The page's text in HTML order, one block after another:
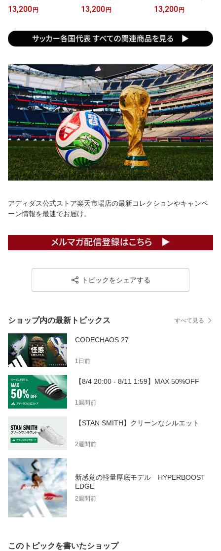
ゼンチン代表 26 ホーム
レプリカ ユニフォーム
クス ウェア・服 ユニフ
ォーム 白 ホワイト JM83
96
13,200 円
イン代表 26 ホーム レプ
リカ ユニフォーム パフ
ウェア・服 ユニフォーム
赤 レッド JN4390
13,200 円
フト対象 サッカー ドイ
ツ代表 26 ホーム レプリ
ーマンス ユニセックス
ウェア・服 ユニフォーム
白 ホワイト KD8363
13,200 円
アディダス公式ストア楽天市場店の最新コレクションやキャンペ
ーン情報を最速でお届け。
トピックをシェアする
ショップ内の最新トピックス すべて見る
CODECHAOS 27
1日前
【8/4 20:00 - 8/11 1:59】MAX 50%OFF
1週間前
【STAN SMITH】クリーンなシルエット
2週間前
新感覚の軽量厚底モデル HYPERBOOST
EDGE
2週間前
このトピックを書いたショップ